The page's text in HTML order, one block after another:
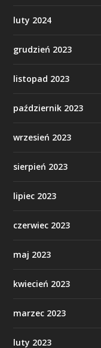
luty 2024
grudzień 2023
listopad 2023
październik 2023
wrzesień 2023
sierpień 2023
lipiec 2023
czerwiec 2023
maj 2023
kwiecień 2023
marzec 2023
luty 2023